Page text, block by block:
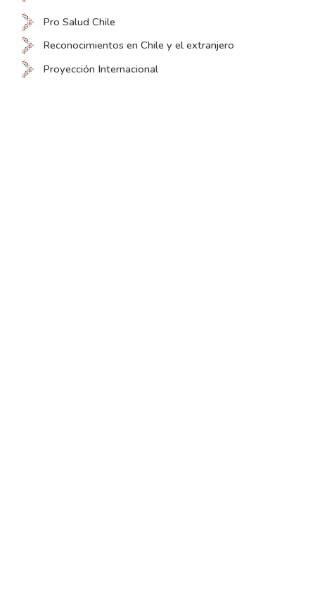
Pro Salud Chile
Reconocimientos en Chile y el extranjero
Proyección Internacional